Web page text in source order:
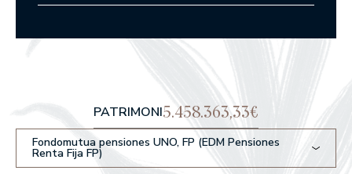
Els nostres fons
RENDIBILITATS DELS NOSTRES FONS
RENDA VARIABLE
Fondomutua pensiones UNO, FP (EDM Pensiones
Renta Fija FP)
PATRIMONI5.458.363,33€